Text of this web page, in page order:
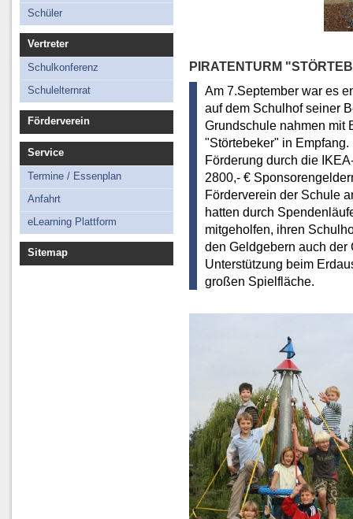
Schüler
Vertreter
Schulkonferenz
Schulelternrat
Förderverein
Service
Termine / Essenplan
Anfahrt
eLearning Plattform
Sitemap
PIRATENTURM
Am 7.September war es
auf dem Schulhof seiner
Grundschule nahmen mit
"Störtebeker" in
Förderung durch die
2800,- €
Förderverein der Schule
hatten durch
mitgeholfen, ihren
den Geldgebern auch
Unterstützung beim
großen Spielfläche.